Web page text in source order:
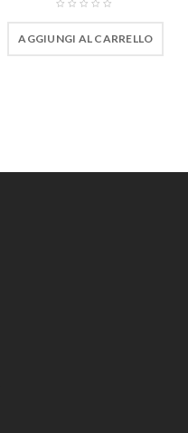
AGGIUNGI AL CARRELLO